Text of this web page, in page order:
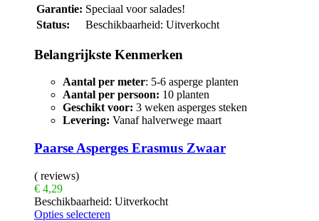
Garantie: Speciaal voor salades!
Status:
Beschikbaarheid: Uitverkocht
Belangrijkste Kenmerken
Aantal per meter: 5-6 asperge planten
Aantal per persoon: 10 planten
Geschikt voor: 3 weken asperges steken
Levering: Vanaf halverwege maart
Paarse Asperges Erasmus Zwaar
( reviews)
€ 4,29
Beschikbaarheid: Uitverkocht
Opties selecteren